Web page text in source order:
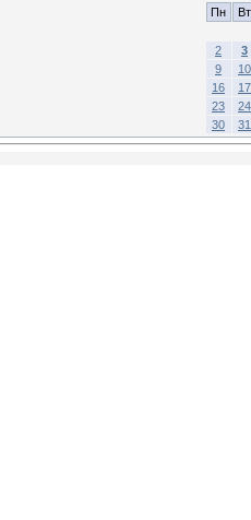
Пн
Вт
2
3
9
10
16
17
23
24
30
31